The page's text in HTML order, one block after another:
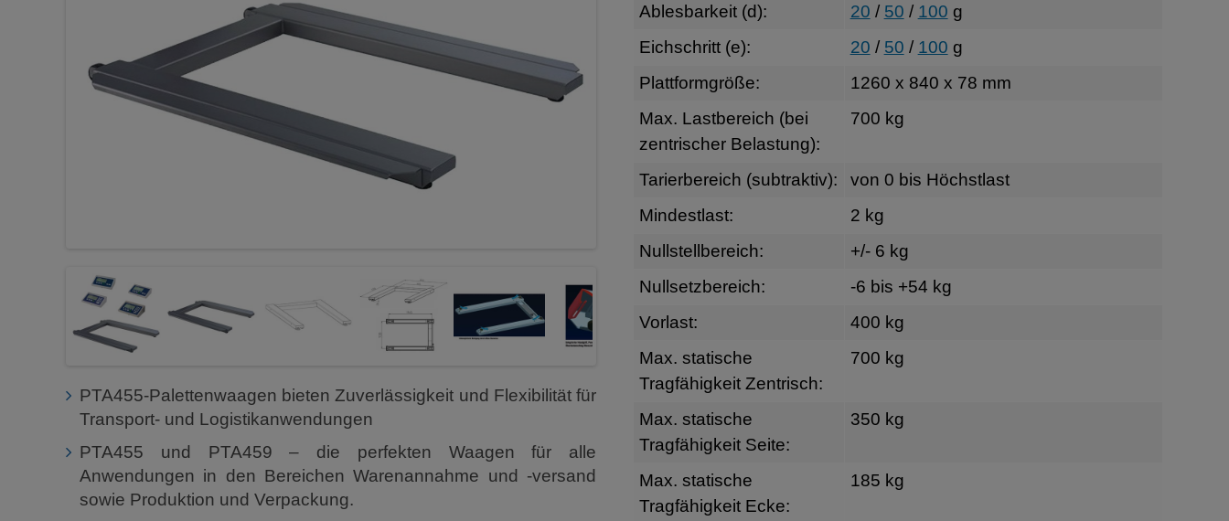
PTA455-Palettenwaagen bieten Zuverlässigkeit und Flexibilität für
Transport- und Logistikanwendungen
PTA455 und PTA459 – die perfekten Waagen für alle
Anwendungen in den Bereichen Warenannahme und -versand
sowie Produktion und Verpackung.
Ablesbarkeit (d):
20 / 50 / 100 g
Eichschritt (e):
20 / 50 / 100 g
Plattformgröße:
1260 x 840 x 78 mm
Max. Lastbereich (bei
zentrischer Belastung):
700 kg
Tarierbereich (subtraktiv):
von 0 bis Höchstlast
Mindestlast:
2 kg
Nullstellbereich:
+/- 6 kg
Nullsetzbereich:
-6 bis +54 kg
Vorlast:
400 kg
Max. statische
Tragfähigkeit Zentrisch:
700 kg
Max. statische
Tragfähigkeit Seite:
350 kg
Max. statische
Tragfähigkeit Ecke:
185 kg